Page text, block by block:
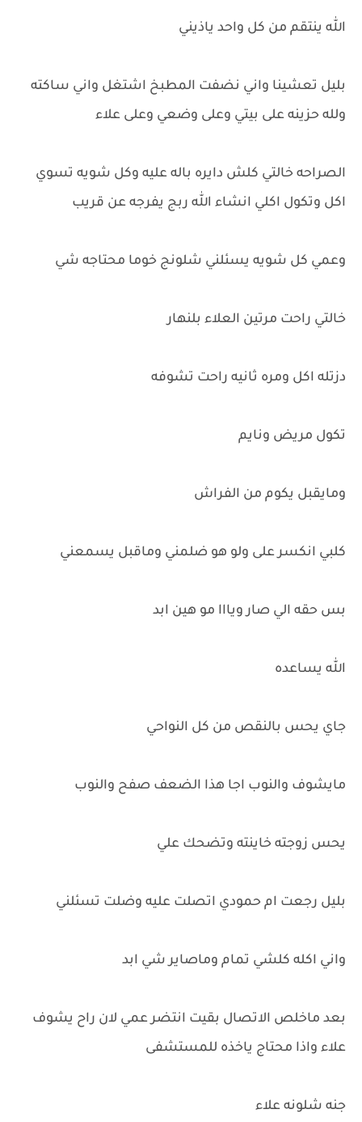
الله ينتقم من كل واحد ياذيني
بليل تعشينا واني نضفت المطبخ اشتغل واني ساكته
ولله حزينه على بيتي وعلى وضعي وعلى علاء
الصراحه خالتي كلش دايره باله عليه وكل شويه تسوي
اكل وتكول اكلي انشاء الله ربج يفرجه عن قريب
وعمي كل شويه يسئلني شلونج خوما محتاجه شي
خالتي راحت مرتين العلاء بلنهار
دزتله اكل ومره ثانيه راحت تشوفه
تكول مريض ونايم
ومايقبل يكوم من الفراش
كلبي انكسر على ولو هو ضلمني وماقبل يسمعني
بس حقه الي صار ويااا مو هين ابد
الله يساعده
جاي يحس بالنقص من كل النواحي
مايشوف والنوب اجا هذا الضعف صفح والنوب
يحس زوجته خاينته وتضحك علي
بليل رجعت ام حمودي اتصلت عليه وضلت تسئلني
واني اكله كلشي تمام وماصاير شي ابد
بعد ماخلص الاتصال بقيت انتضر عمي لان راح يشوف
علاء واذا محتاج ياخذه للمستشفى
جنه شلونه علاء